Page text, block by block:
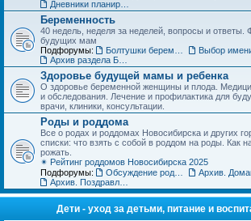
Беременность
40 недель, неделя за неделей, вопросы и
будущих мам
Подфорумы:
Здоровье будущей мамы и ребенка
О здоровье беременной женщины и плода.
и обследования. Лечение и профилактика для
врачи, клиники, консультации.
Роды и роддома
Все о родах и роддомах Новосибирска и других
списки: что взять с собой в роддом на роды. Как
рожать.
✴ Рейтинг роддомов Новосибирска 2025
Подфорумы:
Дети - уход за детьми, питание и